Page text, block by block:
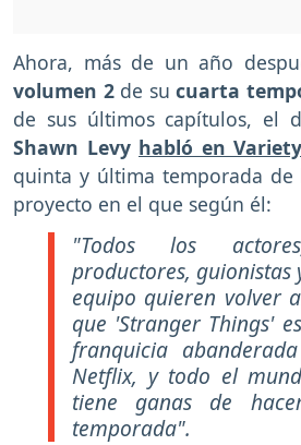
Ahora, más de un año
volumen 2de su cuarta
de sus últimos capítulos, el
Shawn Levy habló en Variety
quinta y última temporada de
proyecto en el que según él:
"Todos los
productores, guionistas
equipo quieren volver
que 'Stranger Things'
franquicia
Netflix, y todo el
tiene ganas de
temporada".